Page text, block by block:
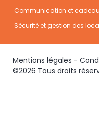
Communication et
Sécurité et gestion des
Mentions légales -
©2026 Tous droits